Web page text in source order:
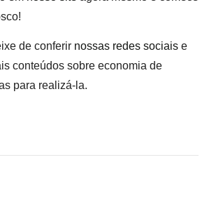
de conferir nossas redes sociais e
conteúdos sobre economia de
para realizá-la.